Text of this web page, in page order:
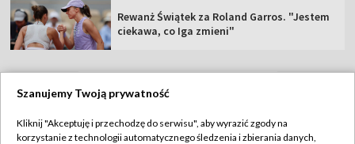
Rewanż Świątek za Roland Garros. "Jestem
ciekawa, co Iga zmieni"
Abonament TVP
Regulamin TVP
Szanujemy Twoją prywatność
Kliknij "Akceptuję i przechodzę do serwisu", aby wyrazić zgody na
korzystanie z technologii automatycznego śledzenia i zbierania danych,